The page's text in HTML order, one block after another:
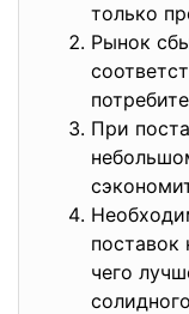
только
Рынок
При
поставок
чего